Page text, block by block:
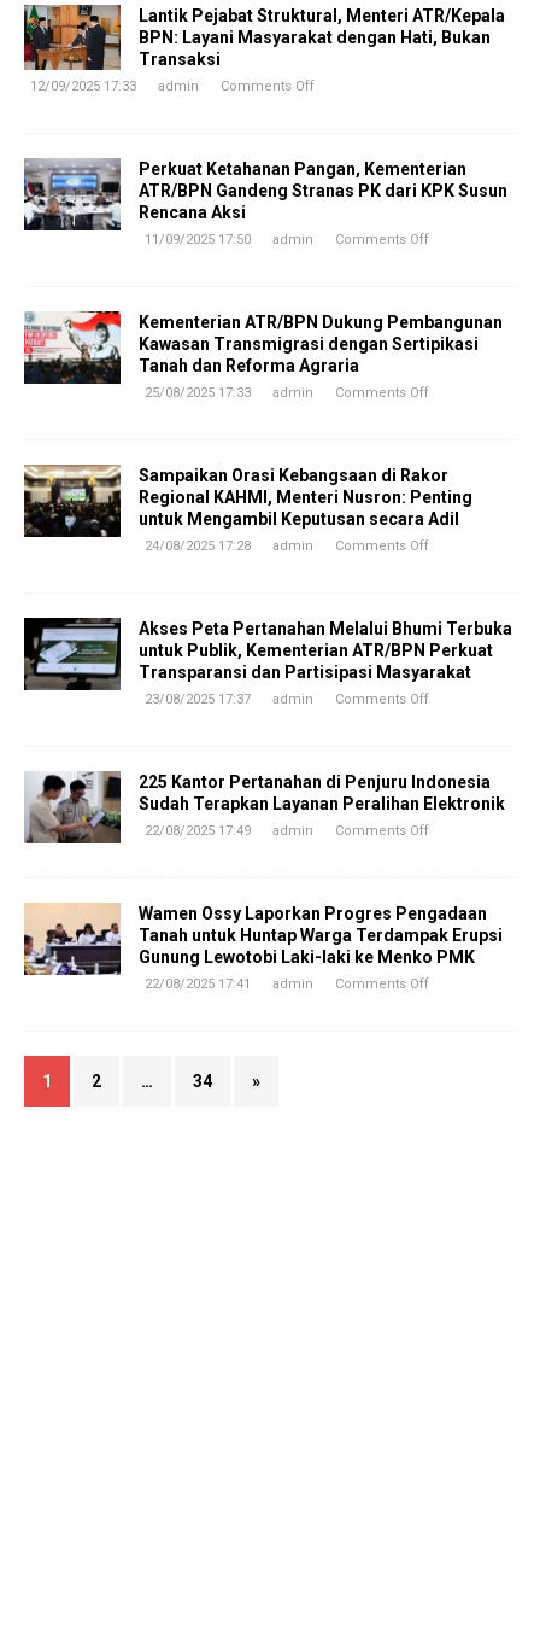
Lantik Pejabat Struktural, Menteri ATR/Kepala
BPN: Layani Masyarakat dengan Hati, Bukan
Transaksi
12/09/2025 17:33 admin Comments Off
Perkuat Ketahanan Pangan, Kementerian
ATR/BPN Gandeng Stranas PK dari KPK Susun
Rencana Aksi
11/09/2025 17:50 admin Comments Off
Kementerian ATR/BPN Dukung Pembangunan
Kawasan Transmigrasi dengan Sertipikasi
Tanah dan Reforma Agraria
25/08/2025 17:33 admin Comments Off
Sampaikan Orasi Kebangsaan di Rakor
Regional KAHMI, Menteri Nusron: Penting
untuk Mengambil Keputusan secara Adil
24/08/2025 17:28 admin Comments Off
Akses Peta Pertanahan Melalui Bhumi Terbuka
untuk Publik, Kementerian ATR/BPN Perkuat
Transparansi dan Partisipasi Masyarakat
23/08/2025 17:37 admin Comments Off
225 Kantor Pertanahan di Penjuru Indonesia
Sudah Terapkan Layanan Peralihan Elektronik
22/08/2025 17:49 admin Comments Off
Wamen Ossy Laporkan Progres Pengadaan
Tanah untuk Huntap Warga Terdampak Erupsi
Gunung Lewotobi Laki-laki ke Menko PMK
22/08/2025 17:41 admin Comments Off
1 2 … 34 »